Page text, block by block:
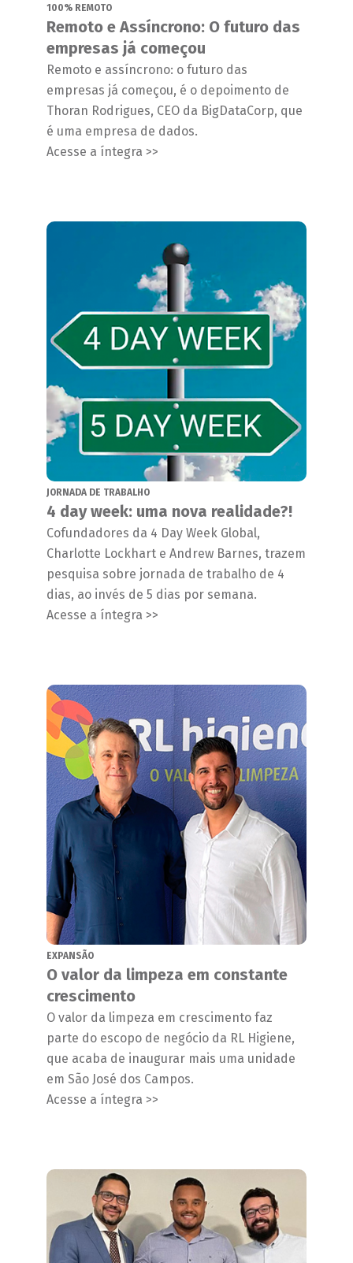
100% REMOTO
Remoto e Assíncrono: O futuro das
empresas já começou
Remoto e assíncrono: o futuro das
empresas já começou, é o depoimento de
Thoran Rodrigues, CEO da BigDataCorp, que
é uma empresa de dados.
Acesse a íntegra >>
JORNADA DE TRABALHO
4 day week: uma nova realidade?!
Cofundadores da 4 Day Week Global,
Charlotte Lockhart e Andrew Barnes, trazem
pesquisa sobre jornada de trabalho de 4
dias, ao invés de 5 dias por semana.
Acesse a íntegra >>
EXPANSÃO
O valor da limpeza em constante
crescimento
O valor da limpeza em crescimento faz
parte do escopo de negócio da RL Higiene,
que acaba de inaugurar mais uma unidade
em São José dos Campos.
Acesse a íntegra >>